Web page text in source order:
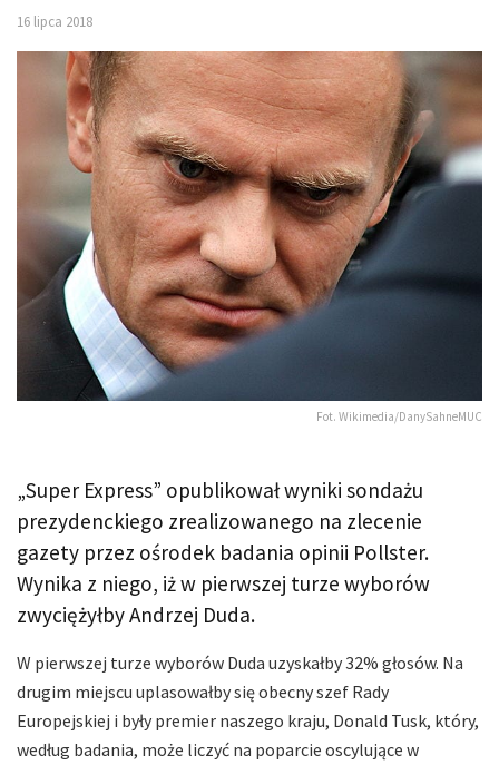
16 lipca 2018
Fot. Wikimedia/DanySahneMUC
„Super Express” opublikował wyniki sondażu
prezydenckiego zrealizowanego na zlecenie
gazety przez ośrodek badania opinii Pollster.
Wynika z niego, iż w pierwszej turze wyborów
zwyciężyłby Andrzej Duda.
W pierwszej turze wyborów Duda uzyskałby 32% głosów. Na
drugim miejscu uplasowałby się obecny szef Rady
Europejskiej i były premier naszego kraju, Donald Tusk, który,
według badania, może liczyć na poparcie oscylujące w